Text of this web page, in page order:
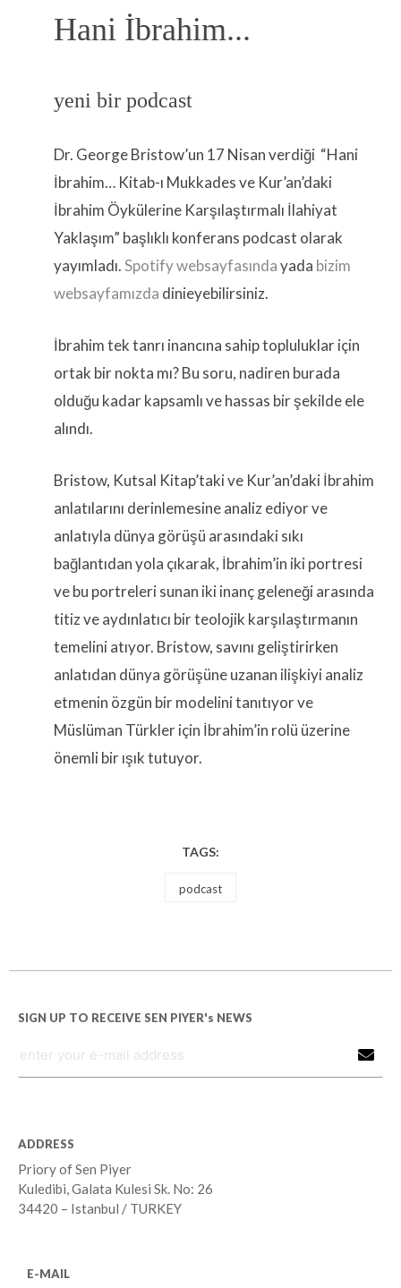
Hani İbrahim...
yeni bir podcast
Dr. George Bristow’un 17 Nisan verdiği “Hani
İbrahim… Kitab-ı Mukkades ve Kur’an’daki
İbrahim Öykülerine Karşılaştırmalı İlahiyat
Yaklaşım” başlıklı konferans podcast olarak
yayımladı.Spotify websayfasındayada bizim
websayfamızda dinieyebilirsiniz.
İbrahim tek tanrı inancına sahip topluluklar için
ortak bir nokta mı? Bu soru, nadiren burada
olduğu kadar kapsamlı ve hassas bir şekilde ele
alındı.
Bristow, Kutsal Kitap’taki ve Kur’an’daki İbrahim
anlatılarını derinlemesine analiz ediyor ve
anlatıyla dünya görüşü arasındaki sıkı
bağlantıdan yola çıkarak, İbrahim’in iki portresi
ve bu portreleri sunan iki inanç geleneği arasında
titiz ve aydınlatıcı bir teolojik karşılaştırmanın
temelini atıyor. Bristow, savını geliştirirken
anlatıdan dünya görüşüne uzanan ilişkiyi analiz
etmenin özgün bir modelini tanıtıyor ve
Müslüman Türkler için İbrahim’in rolü üzerine
önemli bir ışık tutuyor.
TAGS:
podcast
SIGN UP TO RECEIVE SEN PIYER's NEWS
ADDRESS
Priory of Sen Piyer
Kuledibi, Galata Kulesi Sk. No: 26
34420 – Istanbul / TURKEY
E-MAIL